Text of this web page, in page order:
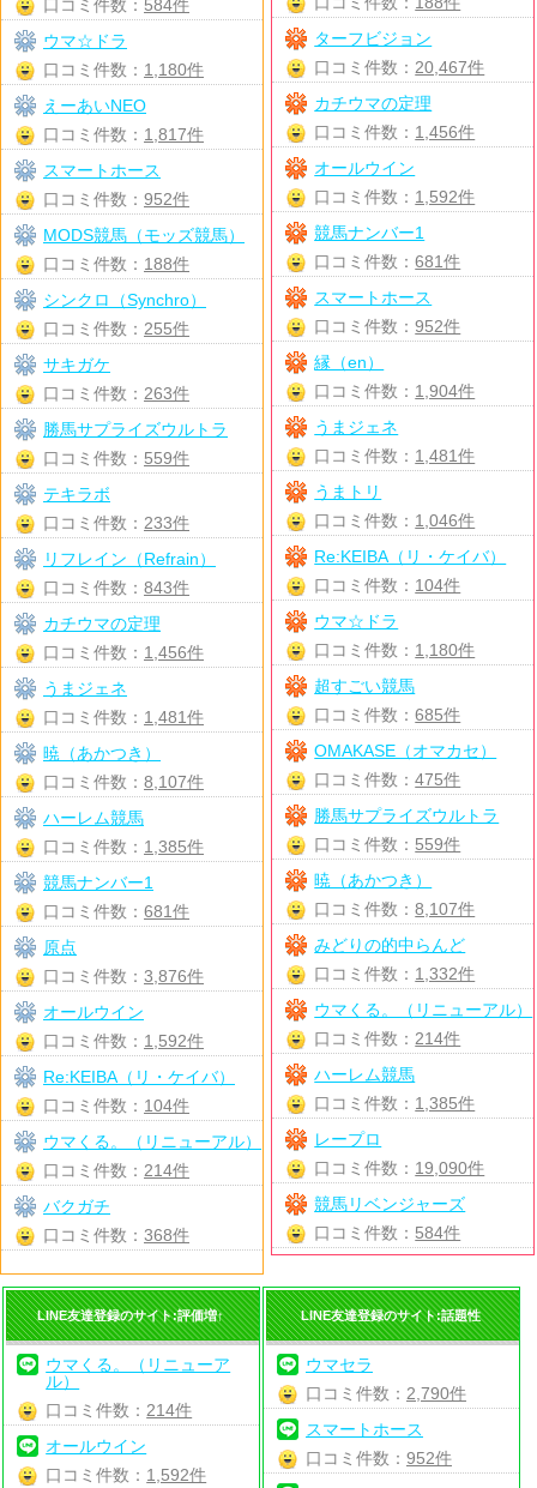
ターフビジョン
口コミ件数： 20,467件
カチウマの定理
口コミ件数： 1,456件
オールウイン
口コミ件数： 1,592件
競馬ナンバー1
口コミ件数：681件
スマートホース
口コミ件数：952件
縁（en）
口コミ件数： 1,904件
うまジェネ
口コミ件数： 1,481件
うまトリ
口コミ件数： 1,046件
Re:KEIBA（リ・ケイバ）
口コミ件数： 104件
ウマ☆ドラ
口コミ件数： 1,180件
超すごい競馬
口コミ件数：685件
OMAKASE（オマカセ）
口コミ件数：475件
勝馬サプライズウルトラ
口コミ件数： 559件
暁（あかつき）
口コミ件数：8,107件
みどりの的中らんど
口コミ件数： 1,332件
ウマくる。（リニューアル）
口コミ件数： 214件
ハーレム競馬
口コミ件数： 1,385件
レープロ
口コミ件数： 19,090件
競馬リベンジャーズ
口コミ件数： 584件
口コミ件数： 584件
ウマ☆ドラ
口コミ件数： 1,180件
えーあいNEO
口コミ件数： 1,817件
スマートホース
口コミ件数： 952件
MODS競馬（モッズ競馬）
口コミ件数： 188件
シンクロ（Synchro）
口コミ件数： 255件
サキガケ
口コミ件数： 263件
勝馬サプライズウルトラ
口コミ件数： 559件
テキラボ
口コミ件数： 233件
リフレイン（Refrain）
口コミ件数： 843件
カチウマの定理
口コミ件数： 1,456件
うまジェネ
口コミ件数： 1,481件
暁（あかつき）
口コミ件数： 8,107件
ハーレム競馬
口コミ件数： 1,385件
競馬ナンバー1
口コミ件数： 681件
原点
口コミ件数： 3,876件
オールウイン
口コミ件数： 1,592件
Re:KEIBA（リ・ケイバ）
口コミ件数： 104件
ウマくる。（リニューアル）
口コミ件数： 214件
バクガチ
口コミ件数： 368件
LINE友達登録のサイト:評価増↑
ウマくる。（リニューア
ル）
口コミ件数： 214件
オールウイン
口コミ件数： 1,592件
LINE友達登録のサイト:話題性
ウマセラ
口コミ件数： 2,790件
スマートホース
口コミ件数： 952件